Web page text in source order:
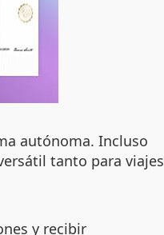
autónoma. Incluso
tanto para viajes
y recibir